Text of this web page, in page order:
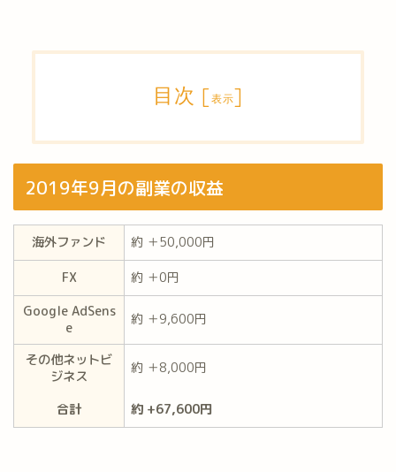
目次 [表示]
2019年9月の副業の収益
合計 約 +67,600円
海外ファンド
約 ＋50,000円
FX
約 ＋0円
Google AdSens
e
約 ＋9,600円
その他ネットビ
ジネス
約 ＋8,000円